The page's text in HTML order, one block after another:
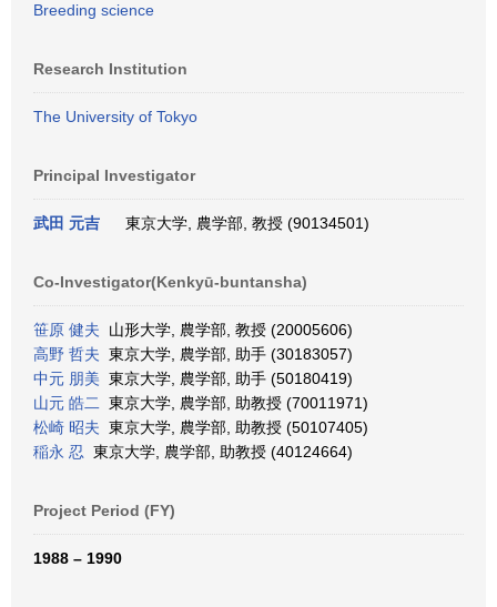
Breeding science
Research Institution
The University of Tokyo
Principal Investigator
武田 元吉 東京大学, 農学部, 教授 (90134501)
Co-Investigator(Kenkyū-buntansha)
笹原 健夫 山形大学, 農学部, 教授 (20005606)
高野 哲夫 東京大学, 農学部, 助手 (30183057)
中元 朋美 東京大学, 農学部, 助手 (50180419)
山元 皓二
東京大学, 農学部, 助教授 (70011971)
松崎 昭夫 東京大学, 農学部, 助教授 (50107405)
稲永 忍 東京大学, 農学部, 助教授 (40124664)
Project Period (FY)
1988 – 1990